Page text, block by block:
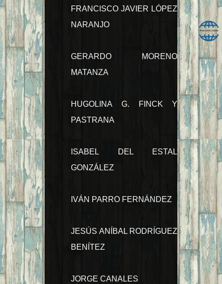
FRANCISCO JAVIER LÓPEZ
NARANJO
GERARDO MORENO
MATANZA
HUGOLINA G. FINCK Y
PASTRANA
ISABEL DEL ESTAL
GONZÁLEZ
IVÁN PARRO FERNÁNDEZ
JESÚS ANÍBAL RODRÍGUEZ
BENÍTEZ
JORGE CANALES